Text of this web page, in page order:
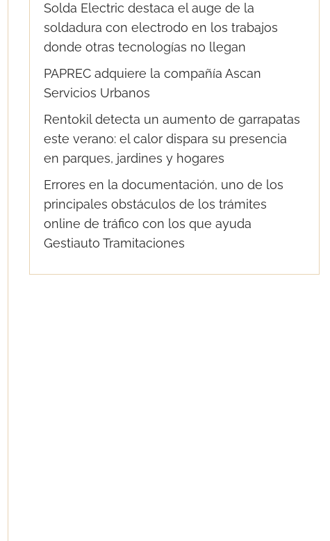
Solda Electric destaca el auge de la
soldadura con electrodo en los trabajos
donde otras tecnologías no llegan
PAPREC adquiere la compañía Ascan
Servicios Urbanos
Rentokil detecta un aumento de garrapatas
este verano: el calor dispara su presencia
en parques, jardines y hogares
Errores en la documentación, uno de los
principales obstáculos de los trámites
online de tráfico con los que ayuda
Gestiauto Tramitaciones